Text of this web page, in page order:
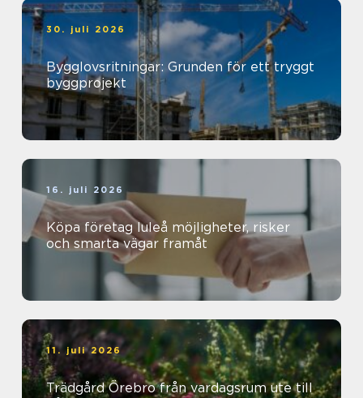
30. juli 2026
Bygglovsritningar: Grunden för ett tryggt
byggprojekt
16. juli 2026
Köpa företag luleå möjligheter, risker
och smarta vägar framåt
11. juli 2026
Trädgård Örebro från vardagsrum ute till